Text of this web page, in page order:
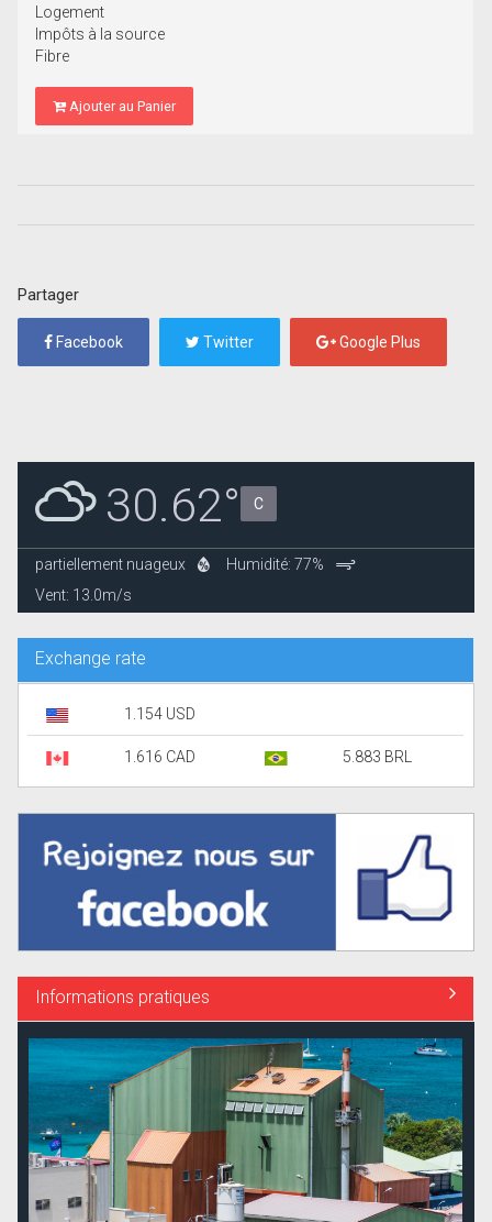
Logement
Impôts à la source
Fibre
Ajouter au Panier
Partager
Facebook Twitter Google Plus
30.62° C
partiellement nuageux
Humidité: 77%
Vent: 13.0m/s
Exchange rate
1.154 USD
1.616 CAD 5.883 BRL
Informations pratiques